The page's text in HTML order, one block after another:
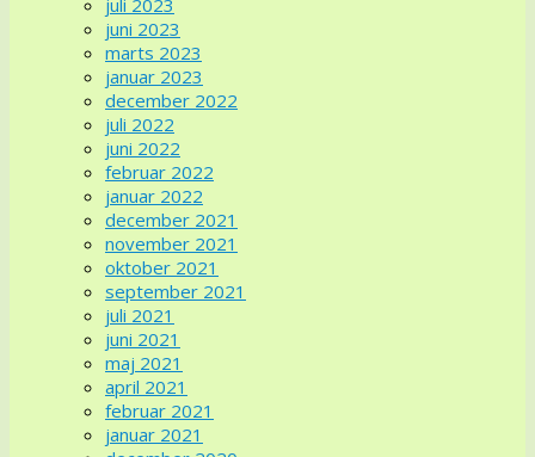
juli 2023
juni 2023
marts 2023
januar 2023
december 2022
juli 2022
juni 2022
februar 2022
januar 2022
december 2021
november 2021
oktober 2021
september 2021
juli 2021
juni 2021
maj 2021
april 2021
februar 2021
januar 2021